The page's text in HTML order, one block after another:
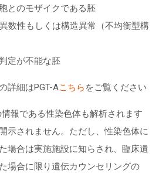
とのモザイクである胚
数性もしくは構造異常（不均衡型構
定が不能な胚
詳細はPGT-Aこちら をご覧ください
報である性染色体も解析されます
示されません。ただし、性染色体に
場合は実施施設に知らされ、臨床遺
場合に限り遺伝カウンセリングの